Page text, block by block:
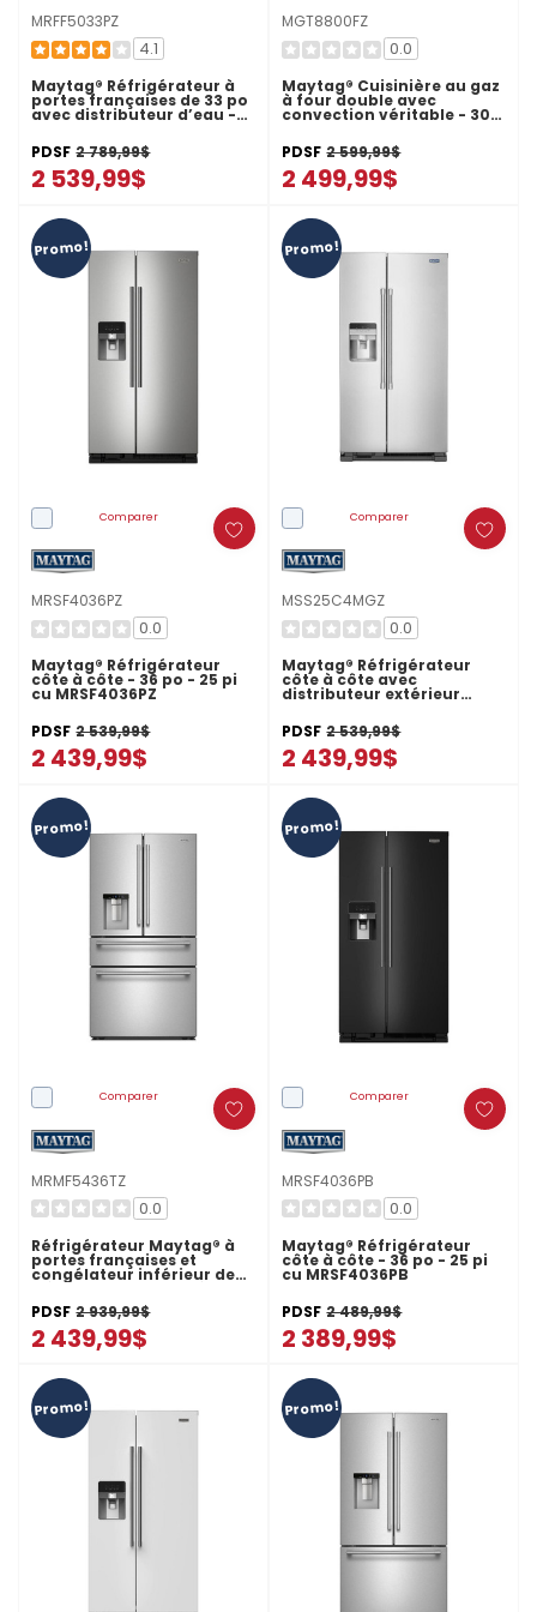
MRFF5033PZ
4.1
Maytag® Réfrigérateur à
portes françaises de 33 po
avec distributeur d’eau -
PDSF 2 789,99$
2 539,99$
MGT8800FZ
0.0
Maytag® Cuisinière au gaz
à four double avec
convection véritable - 30
PDSF 2 599,99$
2 499,99$
Promo!
Comparer
MRSF4036PZ
0.0
Maytag® Réfrigérateur
côte à côte - 36 po - 25 pi
cu MRSF4036PZ
PDSF 2 539,99$
2 439,99$
Promo!
Comparer
MSS25C4MGZ
0.0
Maytag® Réfrigérateur
côte à côte avec
distributeur extérieur
- 25 pi cu MSS25C4MGZ
PDSF 2 539,99$
2 439,99$
Promo!
Comparer
MRMF5436TZ
0.0
Réfrigérateur Maytag® à
portes françaises et
congélateur inférieur de
très grande capacité avec
machine à glaçons dans la
porte In-Door-Ice® - 29 pi
cu MRMF5436TZ
PDSF 2 939,99$
2 439,99$
Promo!
Comparer
MRSF4036PB
0.0
Maytag® Réfrigérateur
côte à côte - 36 po - 25 pi
cu MRSF4036PB
PDSF 2 489,99$
2 389,99$
Promo! Promo!